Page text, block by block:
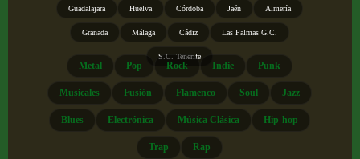
Guadalajara Huelva Córdoba Jaén Almería
Granada Málaga Cádiz Las Palmas G.C.
S.C. Tenerife
Metal Pop Rock Indie Punk
Musicales Fusión Flamenco Soul Jazz
Blues Electrónica Música Clásica Hip-hop
Trap Rap